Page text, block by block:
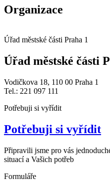
Organizace
Úřad městské části Praha 1
Úřad městské části
Vodičkova 18, 110 00 Praha 1
Tel.: 221 097 111
Potřebuji si vyřídit
Potřebuji si vyřídit
Připravili jsme pro vás
situací a Vašich potřeb
Formuláře